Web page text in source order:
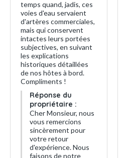
temps quand, jadis, ces
voies d'eau servaient
d'artères commerciales,
mais qui conservent
intactes leurs portées
subjectives, en suivant
les explications
historiques détaillées
de nos hôtes à bord.
Compliments !
Réponse du
propriétaire :
Cher Monsieur, nous
vous remercions
sincèrement pour
votre retour
d'expérience. Nous
faisons de notre